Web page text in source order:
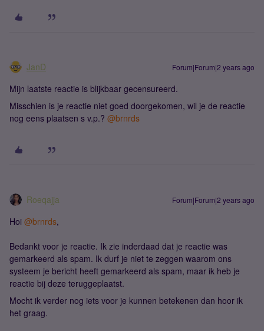
JanD Forum|Forum|2 years ago
Mijn laatste reactie is blijkbaar gecensureerd.
Misschien is je reactie niet goed doorgekomen, wil je de reactie
nog eens plaatsen s v.p.? @brnrds
Roeqajja Forum|Forum|2 years ago
Hoi @brnrds,
Bedankt voor je reactie. Ik zie inderdaad dat je reactie was
gemarkeerd als spam. Ik durf je niet te zeggen waarom ons
systeem je bericht heeft gemarkeerd als spam, maar ik heb je
reactie bij deze teruggeplaatst.
Mocht ik verder nog iets voor je kunnen betekenen dan hoor ik
het graag.